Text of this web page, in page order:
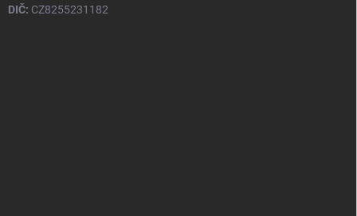
DIČ: CZ8255231182